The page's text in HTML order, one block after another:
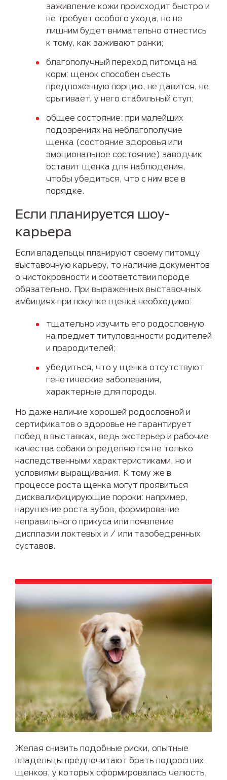
заживление кожи происходит быстро и
не требует особого ухода, но не
лишним будет внимательно отнестись
к тому, как заживают ранки;
благополучный переход питомца на
корм: щенок способен съесть
предложенную порцию, не давится, не
срыгивает, у него стабильный стул;
общее состояние: при малейших
подозрениях на неблагополучие
щенка (состояние здоровья или
эмоциональное состояние) заводчик
оставит щенка для наблюдения,
чтобы убедиться, что с ним все в
порядке.
Если планируется шоу-
карьера
Если владельцы планируют своему питомцу
выставочную карьеру, то наличие документов
о чистокровности и соответствии породе
обязательно. При выраженных выставочных
амбициях при покупке щенка необходимо:
тщательно изучить его родословную
на предмет титулованности родителей
и прародителей;
убедиться, что у щенка отсутствуют
генетические заболевания,
характерные для породы.
Но даже наличие хорошей родословной и
сертификатов о здоровье не гарантирует
побед в выставках, ведь экстерьер и рабочие
качества собаки определяются не только
наследственными характеристиками, но и
условиями выращивания. К тому же в
процессе роста щенка могут проявиться
дисквалифицирующие пороки: например,
нарушение роста зубов, формирование
неправильного прикуса или появление
дисплазии локтевых и / или тазобедренных
суставов.
Желая снизить подобные риски, опытные
владельцы предпочитают брать подросших
щенков, у которых сформировалась челюсть,